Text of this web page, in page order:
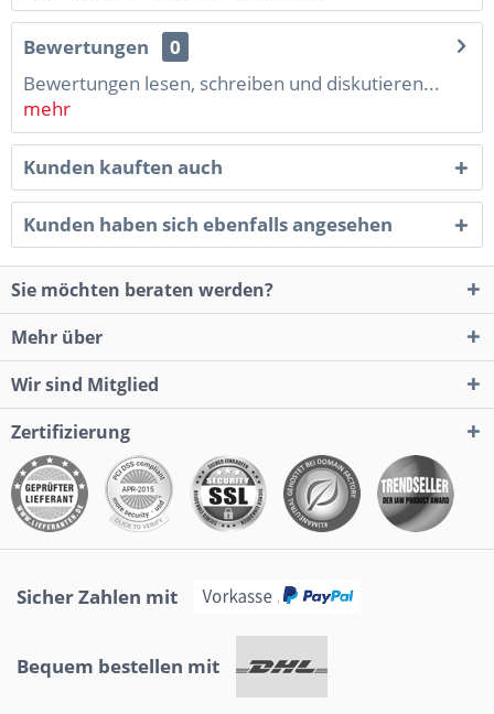
Bewertungen
0
Bewertungen lesen, schreiben und diskutieren...
mehr
Kunden kauften auch
Kunden haben sich ebenfalls angesehen
Sie möchten beraten werden?
Mehr über
Wir sind Mitglied
Zertifizierung
Sicher Zahlen mit
Bequem bestellen mit